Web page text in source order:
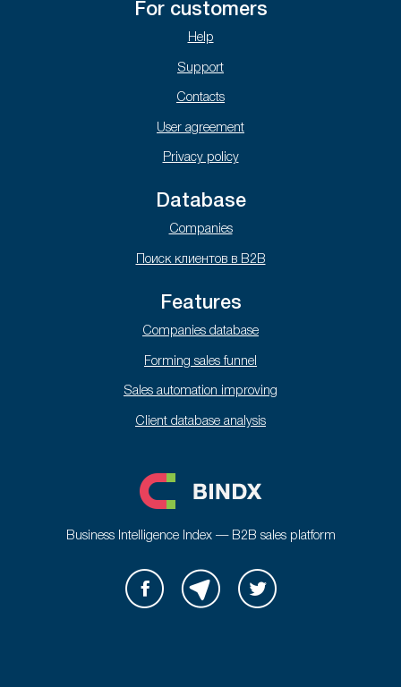
For customers
Help
Support
Contacts
User agreement
Privacy policy
Database
Companies
Поиск клиентов в B2B
Features
Companies database
Forming sales funnel
Sales automation improving
Client database analysis
Business Intelligence Index — B2B sales platform